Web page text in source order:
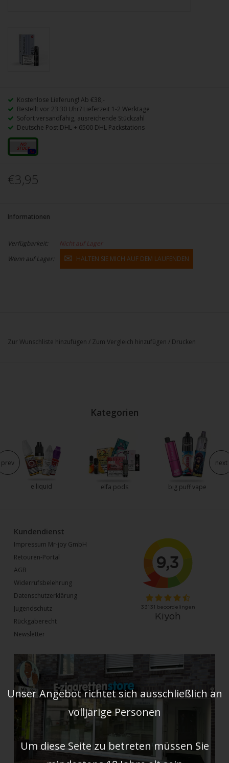
Kostenlose Lieferung! Ab €38,-
Bestellt vor 23:30 Uhr? Lieferzeit 1-2 Werktage
Sofort versandfähig, ausreichende Stückzahl
Deutsche Post DHL + 6500 DHL Packstations
20mg
0x
€3,95
Informationen
Verfügbarkeit:
Nicht auf Lager
Wenn auf Lager:
HALTEN SIE MICH AUF DEM LAUFENDEN
Zur Wunschliste hinzufügen / Zum Vergleich hinzufügen / Drucken
Kategorien
e liquid elfa pods big puff vape
prev next
Kundendienst
Impressum Mr-joy GmbH
Retouren-Portal
AGB
Widerrufsbelehrung
Datenschutzerklärung
Jugendschutz
Rückgaberecht
Newsletter
Unser Angebot richtet sich ausschließlich an
volljärige Personen
Um diese Seite zu betreten müssen Sie